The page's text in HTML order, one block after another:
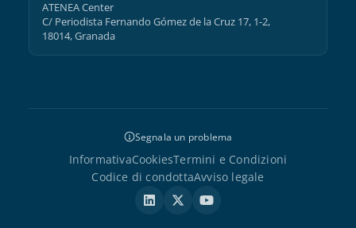
ATENEA Center
C/ Periodista Fernando Gómez de la Cruz 17, 1-2,
18014, Granada
Segnala un problema
InformativaCookiesTermini e Condizioni
Codice di condottaAvviso legale